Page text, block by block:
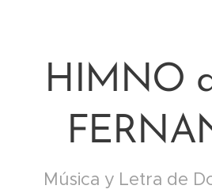
HIMNO
Música y Letra de